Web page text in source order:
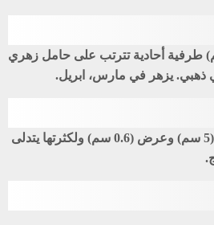
صغيرة بطول (1 سم) طرفية أحادية تترتب على حامل زهري
ذهبي. يزهر في مارس، ابريل.
الثمرة علبة مطاولة بطول (5 سم) وعرض (0.6 سم) ولكثرتها يتدلى